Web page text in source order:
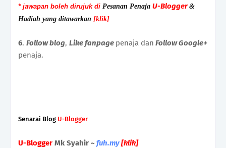
* jawapan boleh dirujuk di Pesanan Penaja U-Blogger&
Hadiah yang ditawarkan [klik]
6. Follow blog, Like fanpage penaja dan Follow Google+
penaja.
Senarai Blog U-Blogger
U-Blogger Mk Syahir ~fuh.my[klik]